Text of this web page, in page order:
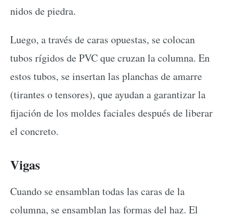
nidos de piedra.
Luego, a través de caras opuestas, se colocan
tubos rígidos de PVC que cruzan la columna. En
estos tubos, se insertan las planchas de amarre
(tirantes o tensores), que ayudan a garantizar la
fijación de los moldes faciales después de liberar
el concreto.
Vigas
Cuando se ensamblan todas las caras de la
columna, se ensamblan las formas del haz. El